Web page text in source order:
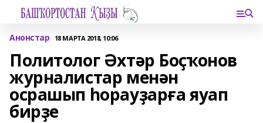
Анонстар 18 МАРТА 2018, 10:06
Политолог Әхтәр Боҫҡонов
журналистар менән
осрашып һорауҙарға яуап
бирҙе